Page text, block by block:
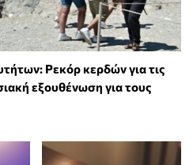
Ρεκόρ κερδών για τις
εξουθένωση για τους